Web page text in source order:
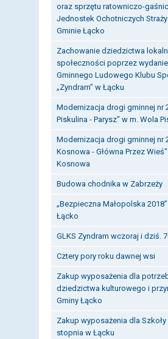
oraz sprzętu ratowniczo-
Jednostek Ochotniczych
Gminie Łącko
Zachowanie dziedzictwa
społeczności poprzez
Gminnego Ludowego Klubu
„Zyndram” w Łącku
Modernizacja drogi gminnej nr
Piskulina - Parysz" w m. Wola
Modernizacja drogi gminnej nr
Kosnowa - Główna Przez
Kosnowa
Budowa chodnika w Zabrzeży
„Bezpieczna Małopolska
Łącko
GLKS Zyndram wczoraj i dziś.
Cztery pory roku dawnej wsi
Zakup wyposażenia dla
dziedzictwa kulturowego i
Gminy Łącko
Zakup wyposażenia dla
stopnia w Łącku